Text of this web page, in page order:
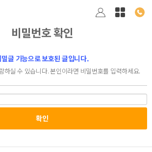
비밀번호 확인
밀글 기능으로 보호된 글입니다.
하실 수 있습니다. 본인이라면 비밀번호를 입력하세요.